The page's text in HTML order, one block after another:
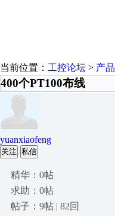
当前位置： 工控论坛 > 产品
400个PT100布线
yuanxiaofeng
关注 私信
精华：0帖
求助：0帖
帖子：9帖 | 82回